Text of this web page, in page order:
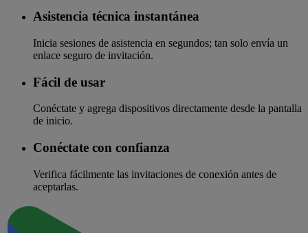
Asistencia técnica instantánea
Inicia sesiones de asistencia en segundos; tan solo envía un
enlace seguro de invitación.
Fácil de usar
Conéctate y agrega dispositivos directamente desde la pantalla
de inicio.
Conéctate con confianza
Verifica fácilmente las invitaciones de conexión antes de
aceptarlas.